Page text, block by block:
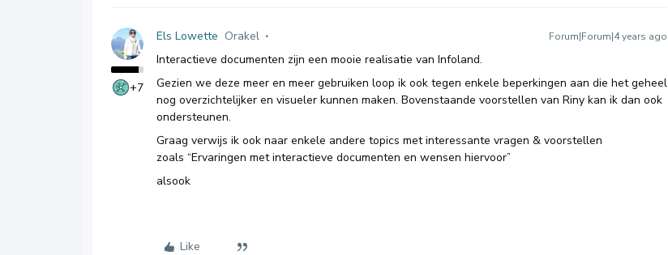
+7
Els Lowette Orakel Forum|Forum|4 years ago
Interactieve documenten zijn een mooie realisatie van Infoland.
Gezien we deze meer en meer gebruiken loop ik ook tegen enkele beperkingen aan die het geheel
nog overzichtelijker en visueler kunnen maken. Bovenstaande voorstellen van Riny kan ik dan ook
ondersteunen.
Graag verwijs ik ook naar enkele andere topics met interessante vragen & voorstellen
zoals “Ervaringen met interactieve documenten en wensen hiervoor”
alsook
Like